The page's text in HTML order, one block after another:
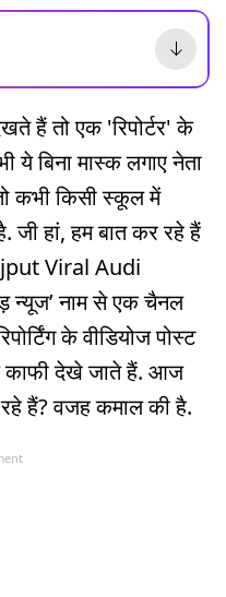
हैं तो एक 'रिपोर्टर' के
ये बिना मास्क लगाए नेता
कभी किसी स्कूल में
जी हां, हम बात कर रहे हैं
Viral Audi
न्यूज’ नाम से एक चैनल
के वीडियोज पोस्ट
काफी देखे जाते हैं. आज
हैं? वजह कमाल की है.